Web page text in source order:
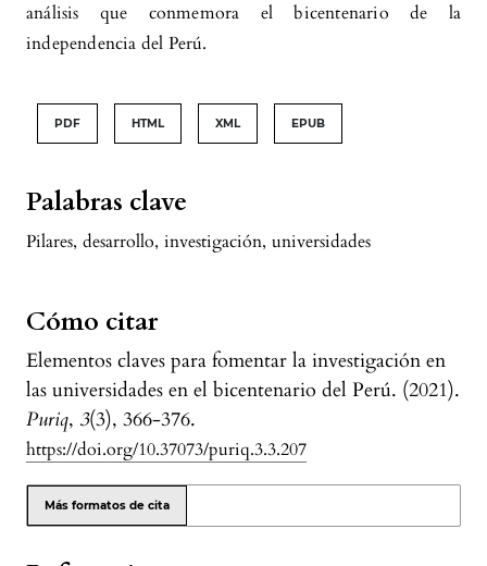
Palabras clave
Pilares, desarrollo, investigación, universidades
Cómo citar
Elementos claves para fomentar la investigación en
las universidades en el bicentenario del Perú. (2021).
Puriq, 3(3), 366-376.
https://doi.org/10.37073/puriq.3.3.207
Más formatos de cita
análisis que conmemora el bicentenario de la
independencia del Perú.
PDF HTML XML EPUB